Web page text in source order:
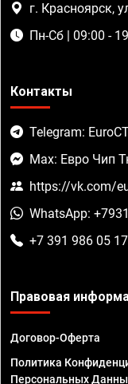
г. Красноярск,
Пн-Сб | 09:00 -
Контакты
Telegram:
Max: Евро Чип
https://vk.com/
WhatsApp:
+7 391 986 05 17
Правовая
Договор-Оферта
Политика
Персональных